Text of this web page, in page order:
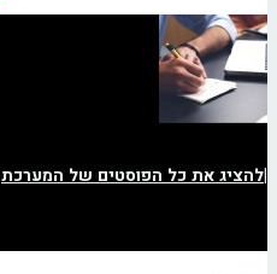
|להציג את כל הפוסטים של המערכת